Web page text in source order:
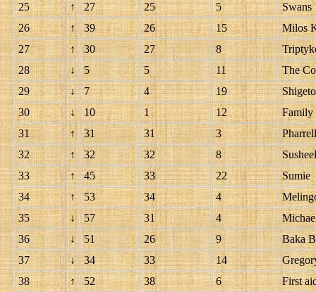
25
↑ 27 25 5
Swans
26
↑ 39 26 15
Milos
27
↑ 30 27 8
28
↓ 5 5 11
The
29
↓ 7 4 19
Shigeto
30
↓ 10 1 12
Family
31
↑ 31 31 3
32
↑ 32 32 8
33
↑ 45 33 22
Sumie
34
↑ 53 34 4
35
↓ 57 31 4
36
↓ 51 26 9
Baka
37
↓ 34 33 14
38
↑ 52 38 6
First